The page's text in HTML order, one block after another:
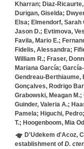
Kharran;
Durigan, Giselda;
Elsa; Elmendorf,
Jason D.; Evtimova,
Favila, Mario E.;
Fidelis, Alessandra;
William R.; Fraser,
Mariana García;
Gendreau‐Berthiaume,
Gonçalves, Rodrigo
Grabowski, Meagan
Guinder, Valeria A.;
Pamela; Higuchi,
T.; Hoogenboom, Mia
D'Udekem d'Acoz,
establishment of D.